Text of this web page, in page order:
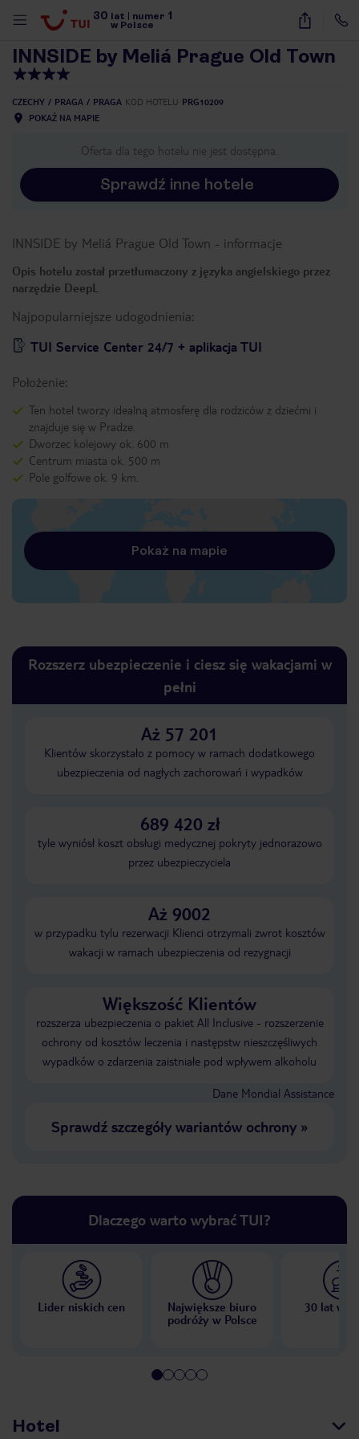
30 lat numer 1
w Polsce
40
INNSIDE by Meliá Prague Old Town
CZECHY PRAGA PRAGA KOD HOTELU PRG10209
POKAŻ NA MAPIE
Oferta dla tego hotelu nie jest dostępna.
Sprawdź inne hotele
INNSIDE by Meliá Prague Old Town - informacje
Opis hotelu został przetłumaczony z języka angielskiego przez
narzędzie DeepL
Najpopularniejsze udogodnienia:
TUI Service Center 24/7 + aplikacja TUI
Położenie:
Ten hotel tworzy idealną atmosferę dla rodziców z dziećmi i
znajduje się w Pradze.
Dworzec kolejowy ok. 600 m
Centrum miasta ok. 500 m
Pole golfowe ok. 9 km.
Pokaż na mapie
Rozszerz ubezpieczenie i ciesz się wakacjami w
pełni
Aż 57 201
Klientów skorzystało z pomocy w ramach dodatkowego
ubezpieczenia od nagłych zachorowań i wypadków
689 420 zł
tyle wyniósł koszt obsługi medycznej pokryty jednorazowo
przez ubezpieczyciela
Aż 9002
w przypadku tylu rezerwacji Klienci otrzymali zwrot kosztów
wakacji w ramach ubezpieczenia od rezygnacji
Większość Klientów
rozszerza ubezpieczenia o pakiet All Inclusive - rozszerzenie
ochrony od kosztów leczenia i następstw nieszczęśliwych
wypadków o zdarzenia zaistniałe pod wpływem alkoholu
Dane Mondial Assistance
Sprawdź szczegóły wariantów ochrony»
Dlaczego warto wybrać TUI?
Lider niskich cen
Największe biuro
podróży w Polsce
30 lat w
Hotel